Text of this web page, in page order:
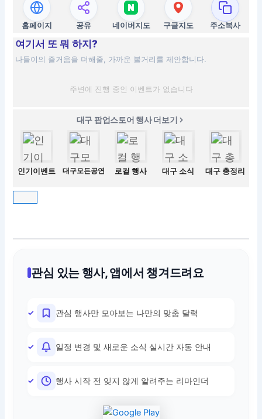
홈페이지 공유 네이버지도 구글지도 주소복사
여기서 또 뭐 하지?
나들이의 즐거움을 더해줄, 가까운 볼거리를 제안합니다.
주변에 진행 중인 이벤트가 없습니다
대구 팝업스토어 행사 더보기
인기이벤트 대구모든공연 로컬 행사 대구 소식 대구 총정리
관심 있는 행사, 앱에서 챙겨드려요
관심 행사만 모아보는 나만의 맞춤 달력
일정 변경 및 새로운 소식 실시간 자동 안내
행사 시작 전 잊지 않게 알려주는 리마인더